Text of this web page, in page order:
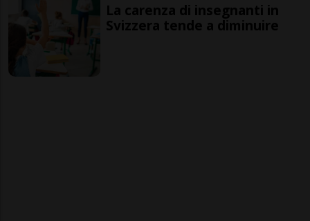
La carenza di insegnanti in
Svizzera tende a diminuire